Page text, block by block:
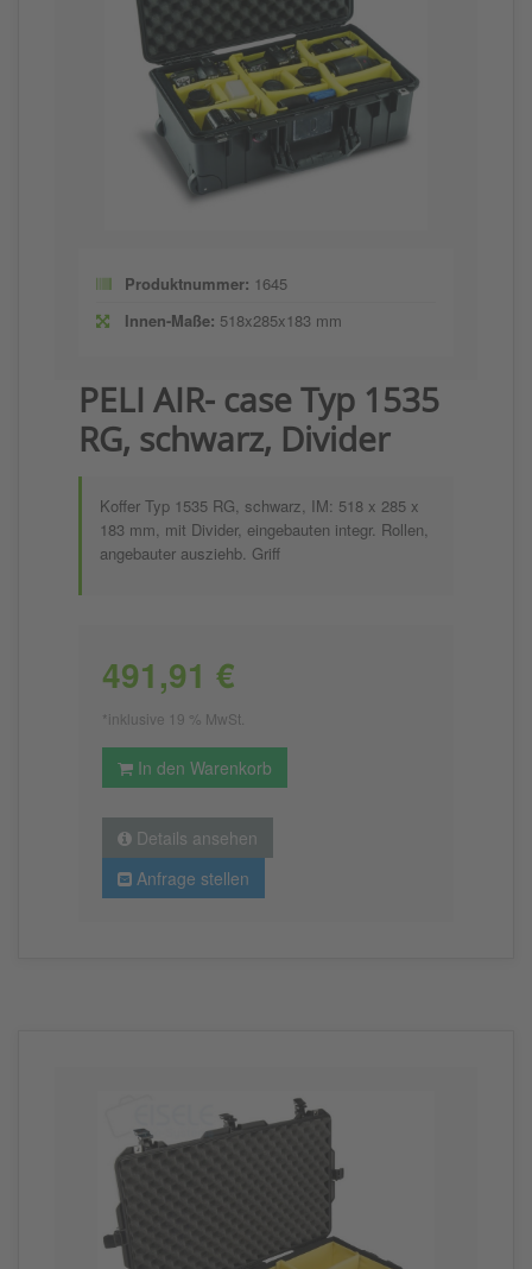
Produktnummer: 1645
Innen-Maße: 518x285x183 mm
PELI AIR- case Typ 1535
RG, schwarz, Divider
Koffer Typ 1535 RG, schwarz, IM: 518 x 285 x
183 mm, mit Divider, eingebauten integr. Rollen,
angebauter ausziehb. Griff
491,91 €
*inklusive 19 % MwSt.
In den Warenkorb
Details ansehen
Anfrage stellen